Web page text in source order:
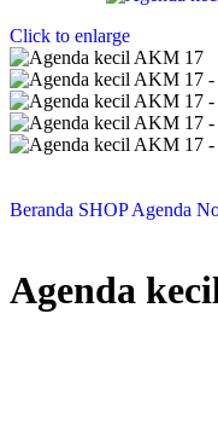
Click to enlarge
Beranda SHOPAgenda
Agenda